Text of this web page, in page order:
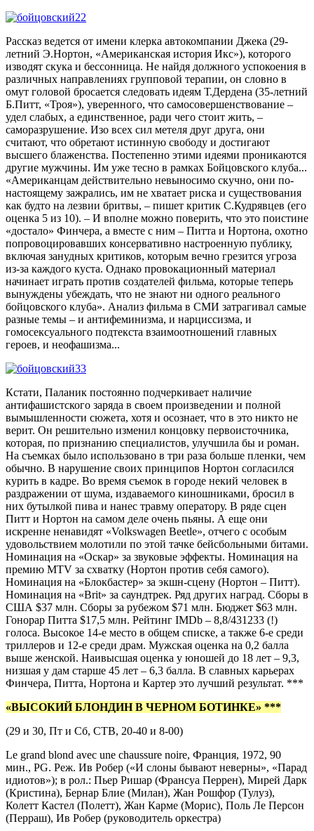
Рассказ ведется от имени клерка автокомпании Джека (29-
летний Э.Нортон, «Американская история Икс»), которого
изводят скука и бессонница. Не найдя должного успокоения в
различных направлениях групповой терапии, он словно в
омут головой бросается следовать идеям Т.Дердена (35-летний
Б.Питт, «Троя»), уверенного, что самосовершенствование –
удел слабых, а единственное, ради чего стоит жить, –
саморазрушение. Изо всех сил метеля друг друга, они
считают, что обретают истинную свободу и достигают
высшего блаженства. Постепенно этими идеями проникаются
другие мужчины. Им уже тесно в рамках Бойцовского клуба...
«Американцам действительно невыносимо скучно, они по-
настоящему зажрались, им не хватает риска и существования
как будто на лезвии бритвы, – пишет критик С.Кудрявцев (его
оценка 5 из 10). – И вполне можно поверить, что это поистине
«достало» Финчера, а вместе с ним – Питта и Нортона, охотно
попровоцировавших консервативно настроенную публику,
включая занудных критиков, которым вечно грезится угроза
из-за каждого куста. Однако провокационный материал
начинает играть против создателей фильма, которые теперь
вынуждены убеждать, что не знают ни одного реального
бойцовского клуба». Анализ фильма в СМИ затрагивал самые
разные темы – и антифеминизма, и нарциссизма, и
гомосексуального подтекста взаимоотношений главных
героев, и неофашизма...
Кстати, Паланик постоянно подчеркивает наличие
антифашистского заряда в своем произведении и полной
вымышленности сюжета, хотя и осознает, что в это никто не
верит. Он решительно изменил концовку первоисточника,
которая, по признанию специалистов, улучшила бы и роман.
На съемках было использовано в три раза больше пленки, чем
обычно. В нарушение своих принципов Нортон согласился
курить в кадре. Во время съемок в городе некий человек в
раздражении от шума, издаваемого киношниками, бросил в
них бутылкой пива и нанес травму оператору. В ряде сцен
Питт и Нортон на самом деле очень пьяны. А еще они
искренне ненавидят «Volkswagen Beetle», отчего с особым
удовольствием молотили по этой тачке бейсбольными битами.
Номинация на «Оскар» за звуковые эффекты. Номинация на
премию MTV за схватку (Нортон против себя самого).
Номинация на «Блокбастер» за экшн-сцену (Нортон – Питт).
Номинация на «Brit» за саундтрек. Ряд других наград. Сборы в
США $37 млн. Сборы за рубежом $71 млн. Бюджет $63 млн.
Гонорар Питта $17,5 млн. Рейтинг IMDb – 8,8/431233 (!)
голоса. Высокое 14-е место в общем списке, а также 6-е среди
триллеров и 12-е среди драм. Мужская оценка на 0,2 балла
выше женской. Наивысшая оценка у юношей до 18 лет – 9,3,
низшая у дам старше 45 лет – 6,3 балла. В славных карьерах
Финчера, Питта, Нортона и Картер это лучший результат. ***
«ВЫСОКИЙ БЛОНДИН В ЧЕРНОМ БОТИНКЕ» ***
(29 и 30, Пт и Сб, СТВ, 20-40 и 8-00)
Le grand blond avec une chaussure noire, Франция, 1972, 90
мин., PG. Реж. Ив Робер («И слоны бывают неверны», «Парад
идиотов»); в рол.: Пьер Ришар (Франсуа Перрен), Мирей Дарк
(Кристина), Бернар Блие (Милан), Жан Рошфор (Тулуз),
Колетт Кастел (Полетт), Жан Карме (Морис), Поль Ле Персон
(Перраш), Ив Робер (руководитель оркестра)